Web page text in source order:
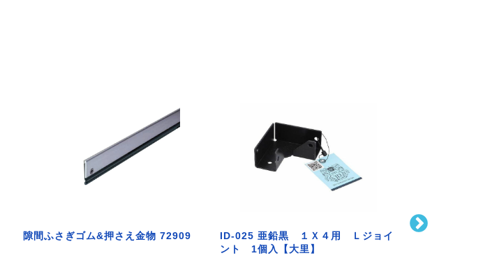
隙間ふさぎゴム&押さえ金物 72909
ID-025 亜鉛黒 １Ｘ４用 Ｌジョイ
ント 1個入【大里】